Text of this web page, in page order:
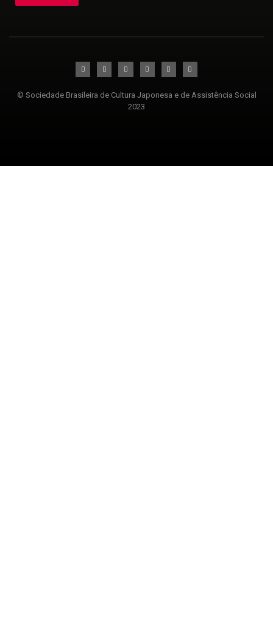
© Sociedade Brasileira de Cultura Japonesa e de Assistência Social
2023